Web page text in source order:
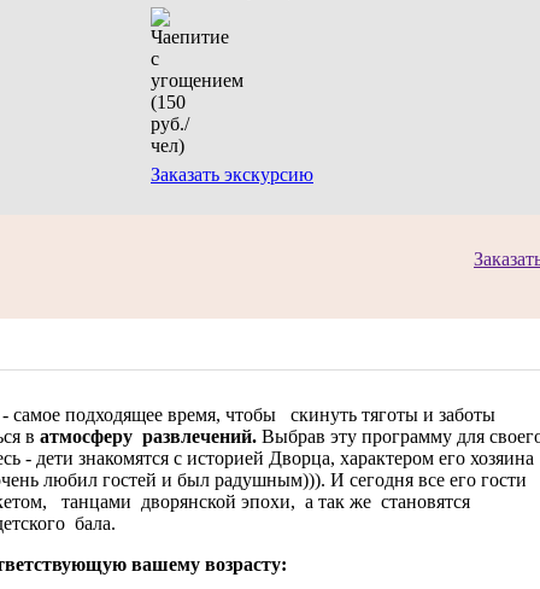
Заказать экскурсию
самое подходящее время, чтобы скинуть тяготы и заботы
в атмосферу развлечений. Выбрав эту программу для
- дети знакомятся с историей Дворца, характером его хозяина
любил гостей и был радушным))). И сегодня все его гости
танцами дворянской эпохи, а так же становятся
бала.
вашему возрасту: